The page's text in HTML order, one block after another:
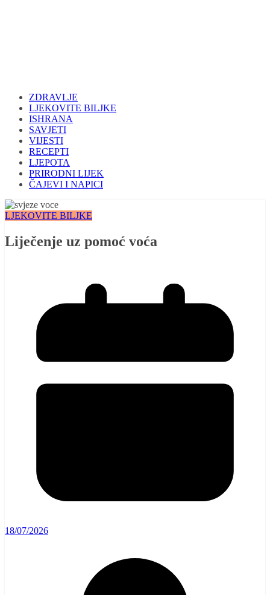
ZDRAVLJE
LJEKOVITE BILJKE
ISHRANA
SAVJETI
VIJESTI
RECEPTI
LJEPOTA
PRIRODNI LIJEK
ČAJEVI I NAPICI
LJEKOVITE BILJKE
Liječenje uz pomoć voća
18/07/2026